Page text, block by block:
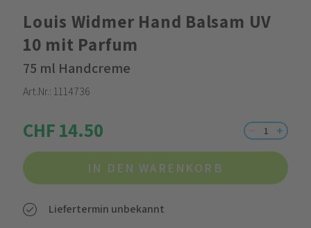
Louis Widmer Hand Balsam UV
10 mit Parfum
75 ml Handcreme
Art.Nr.: 1114736
CHF 14.50
IN DEN WARENKORB
Liefertermin unbekannt